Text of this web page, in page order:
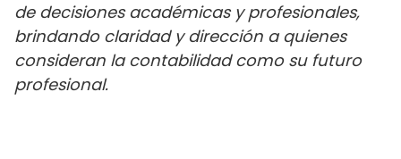
de decisiones académicas y profesionales,
brindando claridad y dirección a quienes
consideran la contabilidad como su futuro
profesional.